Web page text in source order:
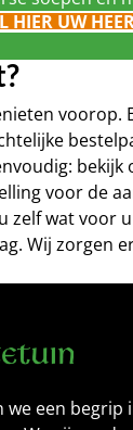
HIER UW
voorop.
voor de
zelf wat voor
Wij zorgen
we een begrip